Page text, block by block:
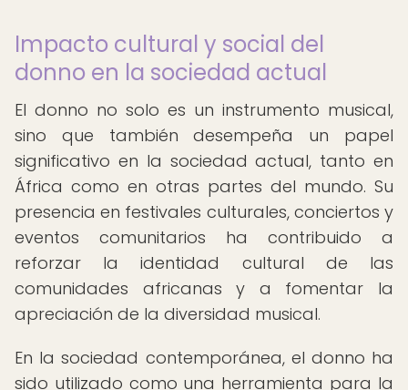
Impacto cultural y social del
donno en la sociedad actual
El donno no solo es un instrumento musical,
sino que también desempeña un papel
significativo en la sociedad actual, tanto en
África como en otras partes del mundo. Su
presencia en festivales culturales, conciertos y
eventos comunitarios ha contribuido a
reforzar la identidad cultural de las
comunidades africanas y a fomentar la
apreciación de la diversidad musical.
En la sociedad contemporánea, el donno ha
sido utilizado como una herramienta para la